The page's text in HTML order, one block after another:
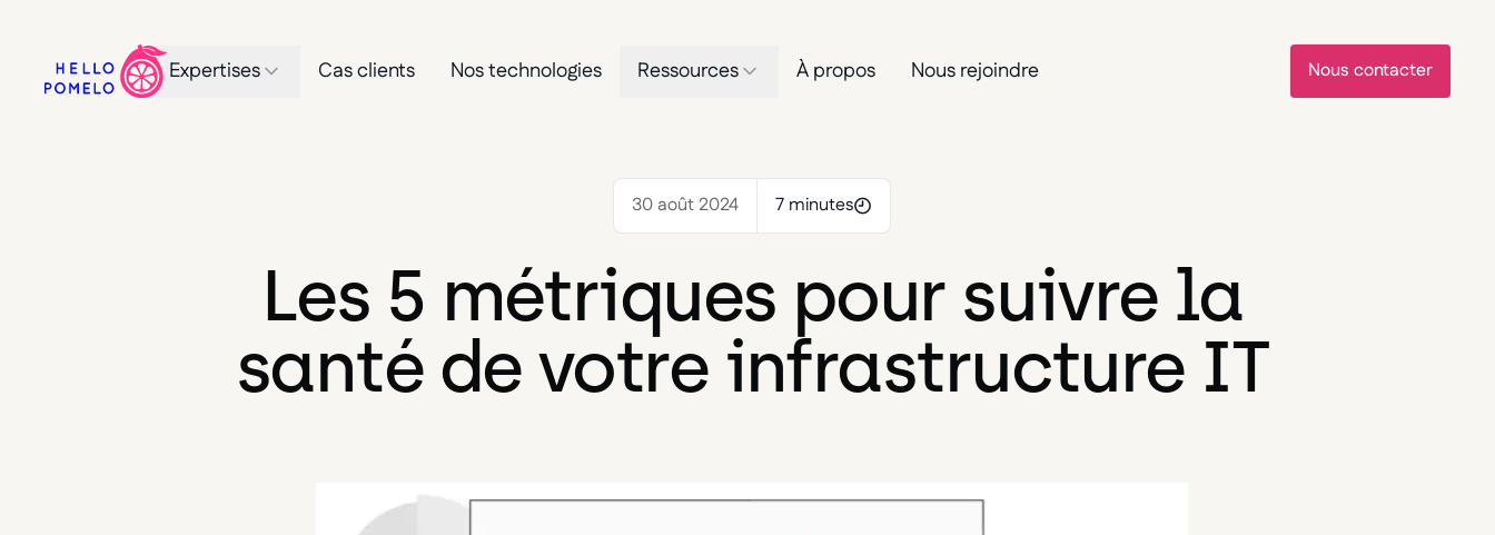
Expertises Cas clients Nos technologies Ressources À propos Nous rejoindre Nous contacter
30 août 2024 7 minutes
Les 5 métriques pour suivre la
santé de votre infrastructure IT